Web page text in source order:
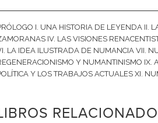
I. UNA HISTORIA DE LEYENDA II.
IV. LAS VISIONES
LA IDEA ILUSTRADA DE NUMANCIA VII.
Y NUMANTINISMO IX.
Y LOS TRABAJOS ACTUALES XI.